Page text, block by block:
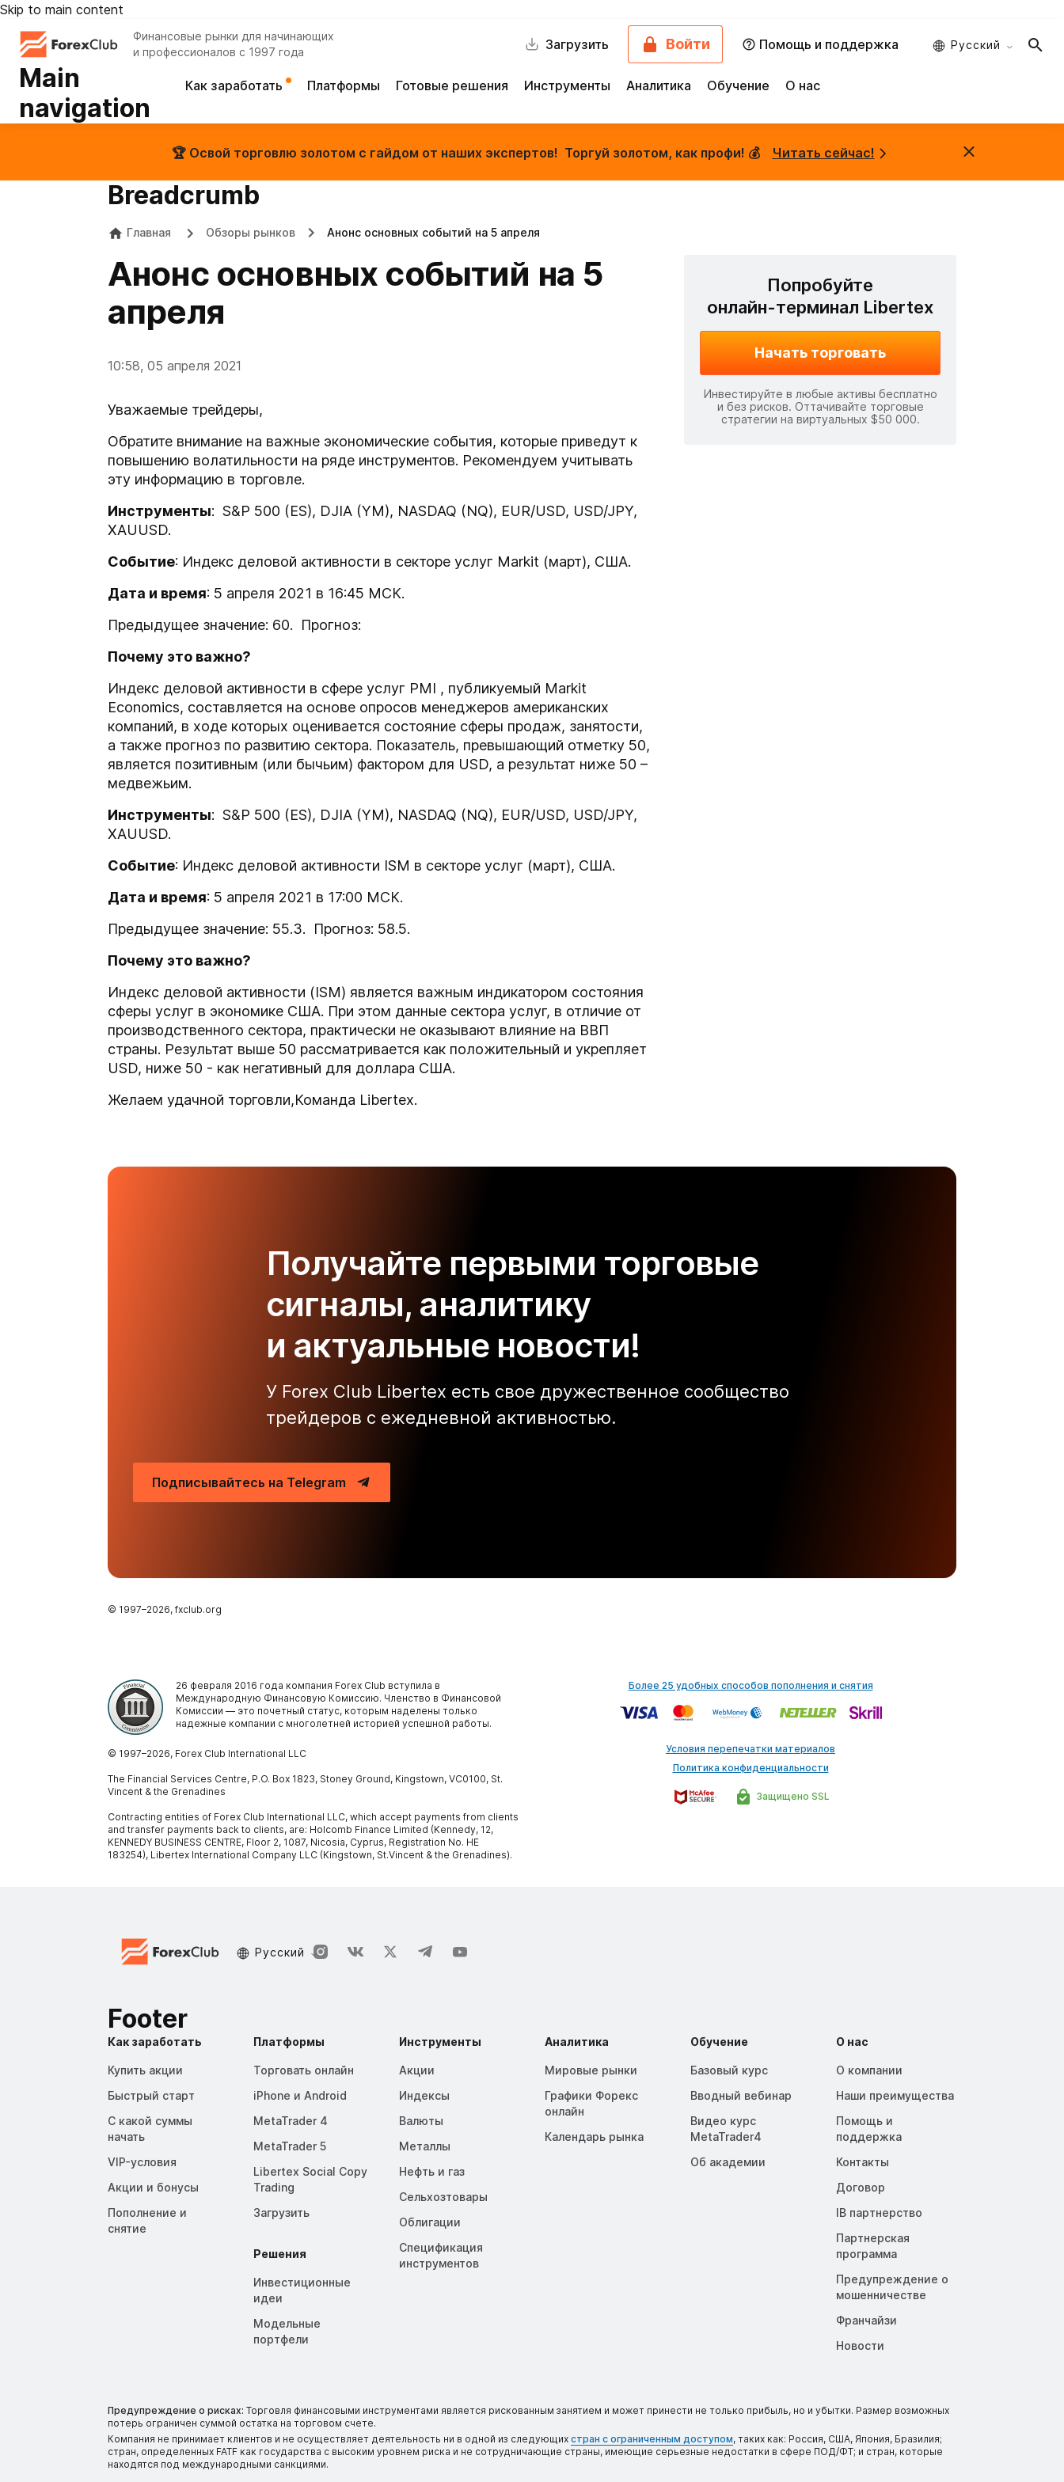
Skip to main content
Финансовые рынки для начинающих
и профессионалов с 1997 года
Загрузить Войти Помощь и поддержка Русский
Main
navigation
Как заработать Платформы Готовые решения Инструменты Аналитика Обучение О нас
🏆 Освой торговлю золотом с гайдом от наших экспертов! Торгуй золотом, как профи! 💰 Читать сейчас!
Breadcrumb
Главная Обзоры рынков Анонс основных событий на 5 апреля
Анонс основных событий на 5
апреля
10:58, 05 апреля 2021
Уважаемые трейдеры,
Обратите внимание на важные экономические события, которые приведут к
повышению волатильности на ряде инструментов. Рекомендуем учитывать
эту информацию в торговле.
Инструменты: S&P 500 (ES), DJIA (YM), NASDAQ (NQ), EUR/USD, USD/JPY,
XAUUSD.
Событие: Индекс деловой активности в секторе услуг Markit (март), США.
Дата и время: 5 апреля 2021 в 16:45 МСК.
Предыдущее значение: 60. Прогноз:
Почему это важно?
Индекс деловой активности в сфере услуг PMI , публикуемый Markit
Economics, составляется на основе опросов менеджеров американских
компаний, в ходе которых оценивается состояние сферы продаж, занятости,
а также прогноз по развитию сектора. Показатель, превышающий отметку 50,
является позитивным (или бычьим) фактором для USD, а результат ниже 50 –
медвежьим.
Инструменты: S&P 500 (ES), DJIA (YM), NASDAQ (NQ), EUR/USD, USD/JPY,
XAUUSD.
Событие: Индекс деловой активности ISM в секторе услуг (март), США.
Дата и время: 5 апреля 2021 в 17:00 МСК.
Предыдущее значение: 55.3. Прогноз: 58.5.
Почему это важно?
Индекс деловой активности (ISM) является важным индикатором состояния
сферы услуг в экономике США. При этом данные сектора услуг, в отличие от
производственного сектора, практически не оказывают влияние на ВВП
страны. Результат выше 50 рассматривается как положительный и укрепляет
USD, ниже 50 - как негативный для доллара США.
Желаем удачной торговли,Команда Libertex.
Попробуйте
онлайн-терминал Libertex
Начать торговать
Инвестируйте в любые активы бесплатно
и без рисков. Оттачивайте торговые
стратегии на виртуальных $50 000.
Получайте первыми торговые
сигналы, аналитику
и актуальные новости!
У Forex Club Libertex есть свое дружественное сообщество
трейдеров с ежедневной активностью.
Подписывайтесь на Telegram
© 1997–2026, fxclub.org
26 февраля 2016 года компания Forex Club вступила в
Международную Финансовую Комиссию. Членство в Финансовой
Комиссии — это почетный статус, которым наделены только
надежные компании с многолетней историей успешной работы.
© 1997–2026, Forex Club International LLC
The Financial Services Centre, P.O. Box 1823, Stoney Ground, Kingstown, VC0100, St.
Vincent & the Grenadines
Contracting entities of Forex Club International LLC, which accept payments from clients
and transfer payments back to clients, are: Holcomb Finance Limited (Kennedy, 12,
KENNEDY BUSINESS CENTRE, Floor 2, 1087, Nicosia, Cyprus, Registration No. HE
183254), Libertex International Company LLC (Kingstown, St.Vincent & the Grenadines).
Более 25 удобных способов пополнения и снятия
Защищено SSL
Условия перепечатки материалов
Политика конфиденциальности
Русский
Footer
Как заработать
Купить акции
Быстрый старт
С какой суммы
начать
VIP-условия
Акции и бонусы
Пополнение и
снятие
Платформы
Торговать онлайн
iPhone и Android
MetaTrader 4
MetaTrader 5
Libertex Social Copy
Trading
Загрузить
Решения
Инвестиционные
идеи
Модельные
портфели
Инструменты
Акции
Индексы
Валюты
Металлы
Нефть и газ
Сельхозтовары
Облигации
Спецификация
инструментов
Аналитика
Мировые рынки
Графики Форекс
онлайн
Календарь рынка
Обучение
Базовый курс
Вводный вебинар
Видео курс
MetaTrader4
Об академии
О нас
О компании
Наши преимущества
Помощь и
поддержка
Контакты
Договор
IB партнерство
Партнерская
программа
Предупреждение о
мошенничестве
Франчайзи
Новости
Предупреждение о рисках: Торговля финансовыми инструментами является рискованным занятием и может принести не только прибыль, но и убытки. Размер возможных
потерь ограничен суммой остатка на торговом счете.
Компания не принимает клиентов и не осуществляет деятельность ни в одной из следующих стран с ограниченным доступом, таких как: Россия, США, Япония, Бразилия;
стран, определенных FATF как государства с высоким уровнем риска и не сотрудничающие страны, имеющие серьезные недостатки в сфере ПОД/ФТ; и стран, которые
находятся под международными санкциями.